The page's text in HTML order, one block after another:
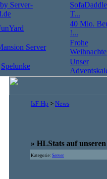
by Server-
T...
40 Mio.
!...
Server
Frohe
Spelunke
Unser
IsF-Hp > News
» HLStats auf
Kategorie: Server